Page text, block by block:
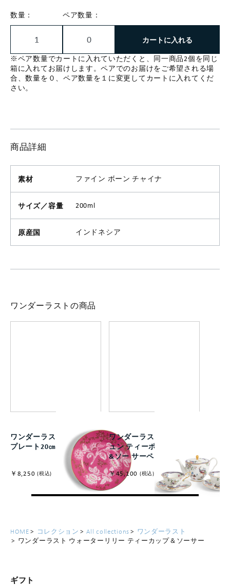
数量： ペア数量：
カートに入れる
※ペア数量でカートに入れていただくと、同一商品2個を同じ
箱に入れてお届けします。ペアでのお届けをご希望される場
合、数量を０、ペア数量を１に変更してカートに入れてくだ
さい。
商品詳細
素材 ファイン ボーン チャイナ
サイズ／容量 200ml
原産国 インドネシア
ワンダーラストの商品
ワンダーラスト トンキン
プレート20㎝ ピンク
￥8,250 (税込)
ワンダーラスト フォーチ
ュン ティーポット+カップ
&ソー サーペアセット
￥45,100 (税込)
HOME コレクション All collections
ワンダーラスト
ワンダーラスト ウォーターリリー ティーカップ＆ソーサー
ギフト